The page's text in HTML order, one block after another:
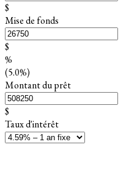
$
Mise de fonds
$
%
(5.0%)
Montant du prêt
$
Taux d'intérêt